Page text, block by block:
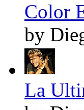
Color
by
La